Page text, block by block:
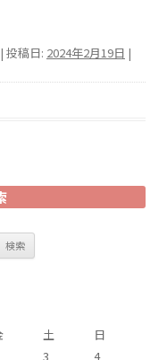
| 投稿日: 2024年2月19日 |
土
日
3 4